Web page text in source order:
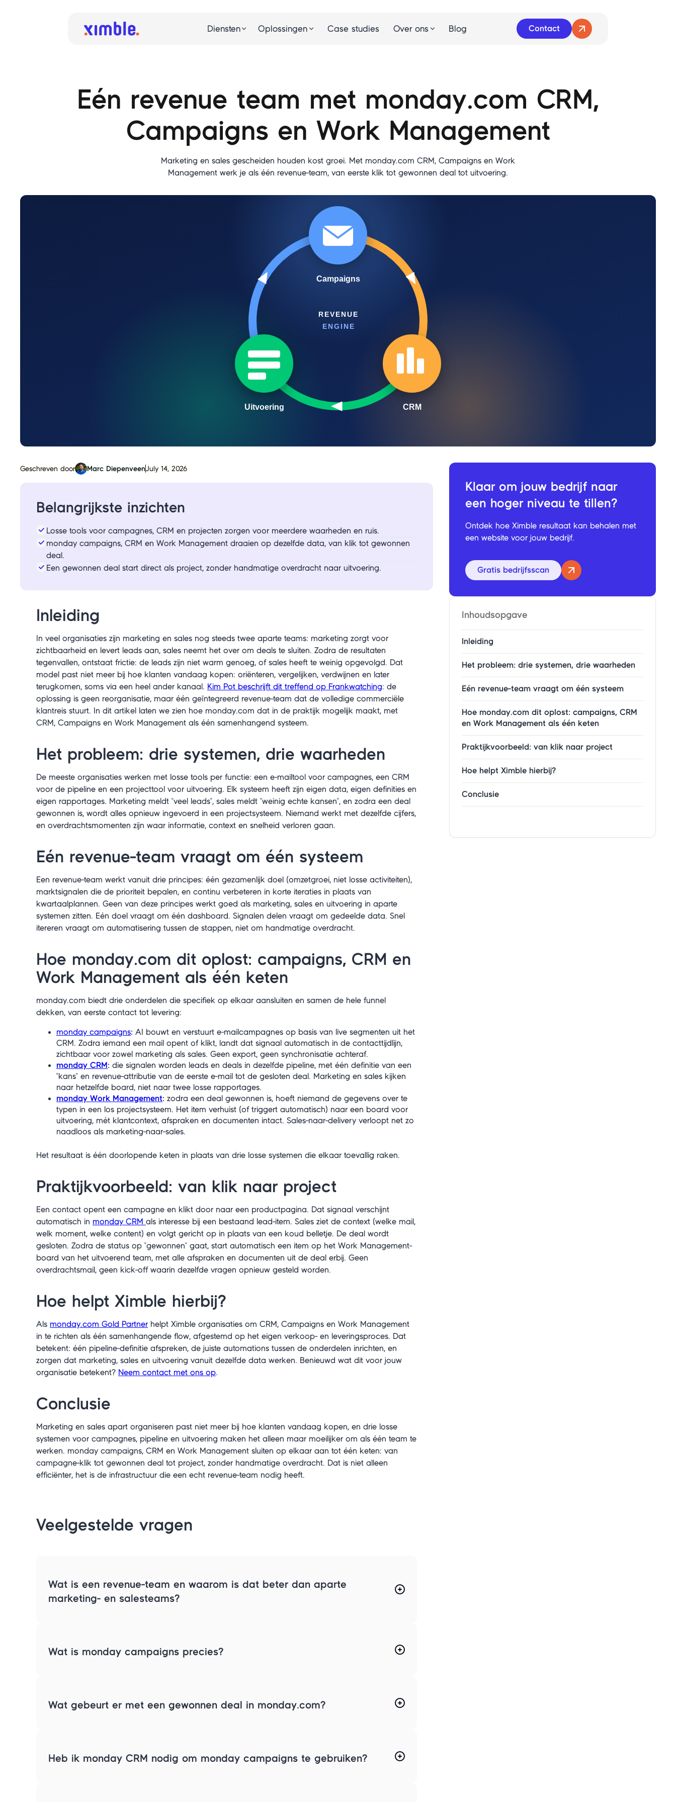
Diensten Oplossingen Case studies Over ons Blog Contact
Eén revenue team met monday.com CRM,
Campaigns en Work Management
Marketing en sales gescheiden houden kost groei. Met monday.com CRM, Campaigns en Work
Management werk je als één revenue-team, van eerste klik tot gewonnen deal tot uitvoering.
Geschreven door Marc DiepenveenJuly 14, 2026
Belangrijkste inzichten
Losse tools voor campagnes, CRM en projecten zorgen voor meerdere waarheden en ruis.
monday campaigns, CRM en Work Management draaien op dezelfde data, van klik tot gewonnen
deal.
Een gewonnen deal start direct als project, zonder handmatige overdracht naar uitvoering.
Inleiding
In veel organisaties zijn marketing en sales nog steeds twee aparte teams: marketing zorgt voor
zichtbaarheid en levert leads aan, sales neemt het over om deals te sluiten. Zodra de resultaten
tegenvallen, ontstaat frictie: de leads zijn niet warm genoeg, of sales heeft te weinig opgevolgd. Dat
model past niet meer bij hoe klanten vandaag kopen: oriënteren, vergelijken, verdwijnen en later
terugkomen, soms via een heel ander kanaal. Kim Pot beschrijft dit treffend op Frankwatching: de
oplossing is geen reorganisatie, maar één geïntegreerd revenue-team dat de volledige commerciële
klantreis stuurt. In dit artikel laten we zien hoe monday.com dat in de praktijk mogelijk maakt, met
CRM, Campaigns en Work Management als één samenhangend systeem.
Het probleem: drie systemen, drie waarheden
De meeste organisaties werken met losse tools per functie: een e-mailtool voor campagnes, een CRM
voor de pipeline en een projecttool voor uitvoering. Elk systeem heeft zijn eigen data, eigen definities en
eigen rapportages. Marketing meldt "veel leads", sales meldt "weinig echte kansen", en zodra een deal
gewonnen is, wordt alles opnieuw ingevoerd in een projectsysteem. Niemand werkt met dezelfde cijfers,
en overdrachtsmomenten zijn waar informatie, context en snelheid verloren gaan.
Eén revenue-team vraagt om één systeem
Een revenue-team werkt vanuit drie principes: één gezamenlijk doel (omzetgroei, niet losse activiteiten),
marktsignalen die de prioriteit bepalen, en continu verbeteren in korte iteraties in plaats van
kwartaalplannen. Geen van deze principes werkt goed als marketing, sales en uitvoering in aparte
systemen zitten. Eén doel vraagt om één dashboard. Signalen delen vraagt om gedeelde data. Snel
itereren vraagt om automatisering tussen de stappen, niet om handmatige overdracht.
Hoe monday.com dit oplost: campaigns, CRM en
Work Management als één keten
monday.com biedt drie onderdelen die specifiek op elkaar aansluiten en samen de hele funnel
dekken, van eerste contact tot levering:
monday campaigns: AI bouwt en verstuurt e-mailcampagnes op basis van live segmenten uit het
CRM. Zodra iemand een mail opent of klikt, landt dat signaal automatisch in de contacttijdlijn,
zichtbaar voor zowel marketing als sales. Geen export, geen synchronisatie achteraf.
monday CRM: die signalen worden leads en deals in dezelfde pipeline, met één definitie van een
"kans" en revenue-attributie van de eerste e-mail tot de gesloten deal. Marketing en sales kijken
naar hetzelfde board, niet naar twee losse rapportages.
monday Work Management: zodra een deal gewonnen is, hoeft niemand de gegevens over te
typen in een los projectsysteem. Het item verhuist (of triggert automatisch) naar een board voor
uitvoering, mét klantcontext, afspraken en documenten intact. Sales-naar-delivery verloopt net zo
naadloos als marketing-naar-sales.
Het resultaat is één doorlopende keten in plaats van drie losse systemen die elkaar toevallig raken.
Praktijkvoorbeeld: van klik naar project
Een contact opent een campagne en klikt door naar een productpagina. Dat signaal verschijnt
automatisch in monday CRM als interesse bij een bestaand lead-item. Sales ziet de context (welke mail,
welk moment, welke content) en volgt gericht op in plaats van een koud belletje. De deal wordt
gesloten. Zodra de status op "gewonnen" gaat, start automatisch een item op het Work Management-
board van het uitvoerend team, met alle afspraken en documenten uit de deal erbij. Geen
overdrachtsmail, geen kick-off waarin dezelfde vragen opnieuw gesteld worden.
Hoe helpt Ximble hierbij?
Als monday.com Gold Partner helpt Ximble organisaties om CRM, Campaigns en Work Management
in te richten als één samenhangende flow, afgestemd op het eigen verkoop- en leveringsproces. Dat
betekent: één pipeline-definitie afspreken, de juiste automations tussen de onderdelen inrichten, en
zorgen dat marketing, sales en uitvoering vanuit dezelfde data werken. Benieuwd wat dit voor jouw
organisatie betekent? Neem contact met ons op.
Conclusie
Marketing en sales apart organiseren past niet meer bij hoe klanten vandaag kopen, en drie losse
systemen voor campagnes, pipeline en uitvoering maken het alleen maar moeilijker om als één team te
werken. monday campaigns, CRM en Work Management sluiten op elkaar aan tot één keten: van
campagne-klik tot gewonnen deal tot project, zonder handmatige overdracht. Dat is niet alleen
efficiënter, het is de infrastructuur die een echt revenue-team nodig heeft.
Veelgestelde vragen
Wat is een revenue-team en waarom is dat beter dan aparte
marketing- en salesteams?
Wat is monday campaigns precies?
Wat gebeurt er met een gewonnen deal in monday.com?
Heb ik monday CRM nodig om monday campaigns te gebruiken?
Klaar om jouw bedrijf naar
een hoger niveau te tillen?
Ontdek hoe Ximble resultaat kan behalen met
een website voor jouw bedrijf.
Gratis bedrijfsscan
Inhoudsopgave
Inleiding
Het probleem: drie systemen, drie waarheden
Eén revenue-team vraagt om één systeem
Hoe monday.com dit oplost: campaigns, CRM
en Work Management als één keten
Praktijkvoorbeeld: van klik naar project
Hoe helpt Ximble hierbij?
Conclusie